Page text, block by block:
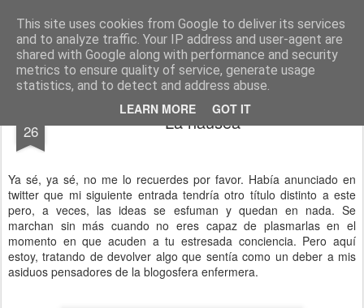
This site uses cookies from Google to deliver its services
and to analyze traffic. Your IP address and user-agent are
shared with Google along with performance and security
metrics to ensure quality of service, generate usage
statistics, and to detect and address abuse.
LEARN MORE GOT IT
El diagnóstico enfermero La Cuidadología es la ciencia del cuidado
Pages
26 La náusea
Ya sé, ya sé, no me lo recuerdes por favor. Había anunciado en
twitter que mi siguiente entrada tendría otro título distinto a este
pero, a veces, las ideas se esfuman y quedan en nada. Se
marchan sin más cuando no eres capaz de plasmarlas en el
momento en que acuden a tu estresada conciencia. Pero aquí
estoy, tratando de devolver algo que sentía como un deber a mis
asiduos pensadores de la blogosfera enfermera.